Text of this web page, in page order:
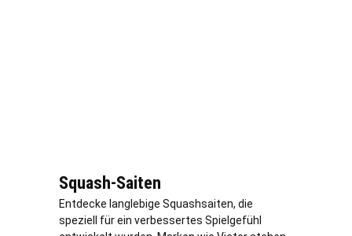
Squash-Saiten
Entdecke langlebige Squashsaiten, die
speziell für ein verbessertes Spielgefühl